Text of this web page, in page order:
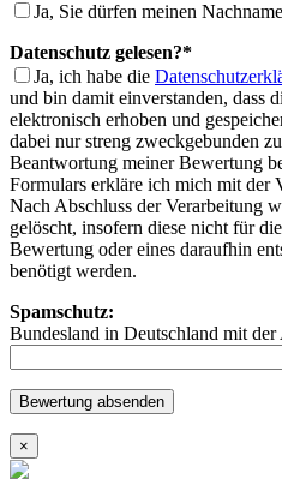
Ja, Sie dürfen meinen
Datenschutz gelesen?*
Ja, ich habe die
und bin damit einverstanden, dass
elektronisch erhoben und
dabei nur streng zweckgebunden
Beantwortung meiner Bewertung
Formulars erkläre ich mich mit der
Nach Abschluss der Verarbeitung
gelöscht, insofern diese nicht für
Bewertung oder eines daraufhin
benötigt werden.
Spamschutz:
Bundesland in Deutschland mit
×